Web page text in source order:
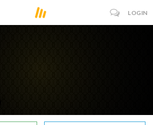
LOGIN